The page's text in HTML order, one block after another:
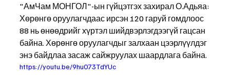
"АмЧам МОНГОЛ"-ын гүйцэтгэх захирал О.Адьяа:
Хөрөнгө оруулагчдаас ирсэн 120 гаруй гомдлоос
88 нь өнөөдрийг хүртэл шийдвэрлэгдээгүй гацсан
байна. Хөрөнгө оруулагчдыг залхаан цээрлүүлдэг
энэ байдлаа засаж сайжруулах шаардлага байна.
https://youtu.be/9hu073TdYUc